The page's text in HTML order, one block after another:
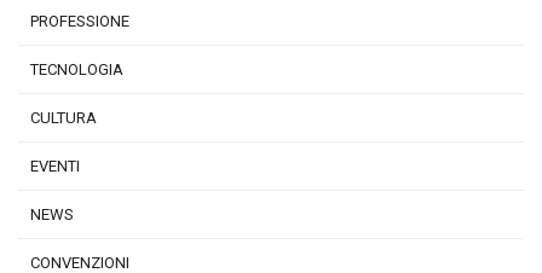
PROFESSIONE
TECNOLOGIA
CULTURA
EVENTI
NEWS
CONVENZIONI